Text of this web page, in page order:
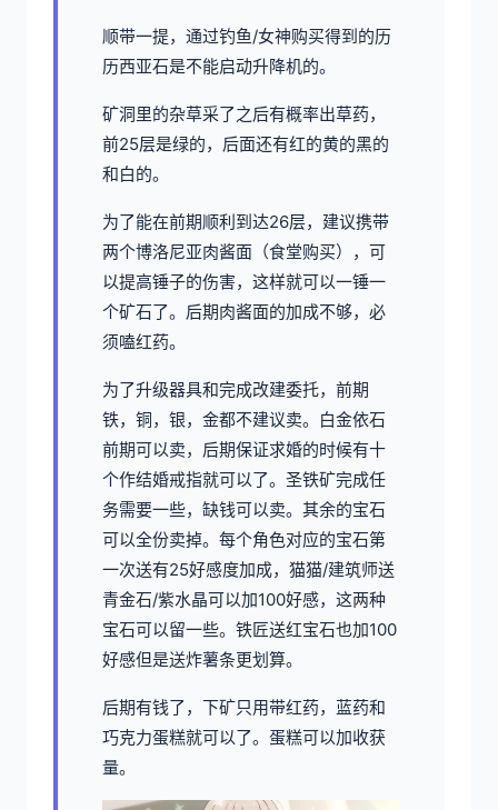
顺带一提，通过钓鱼/女神购买得到的历
历西亚石是不能启动升降机的。
矿洞里的杂草采了之后有概率出草药，
前25层是绿的，后面还有红的黄的黑的
和白的。
为了能在前期顺利到达26层，建议携带
两个博洛尼亚肉酱面（食堂购买），可
以提高锤子的伤害，这样就可以一锤一
个矿石了。后期肉酱面的加成不够，必
须嗑红药。
为了升级器具和完成改建委托，前期
铁，铜，银，金都不建议卖。白金依石
前期可以卖，后期保证求婚的时候有十
个作结婚戒指就可以了。圣铁矿完成任
务需要一些，缺钱可以卖。其余的宝石
可以全份卖掉。每个角色对应的宝石第
一次送有25好感度加成，猫猫/建筑师送
青金石/紫水晶可以加100好感，这两种
宝石可以留一些。铁匠送红宝石也加100
好感但是送炸薯条更划算。
后期有钱了，下矿只用带红药，蓝药和
巧克力蛋糕就可以了。蛋糕可以加收获
量。